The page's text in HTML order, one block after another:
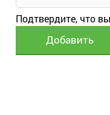
Подтвердите, что